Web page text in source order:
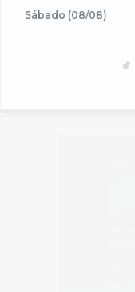
Sábado (08/08)